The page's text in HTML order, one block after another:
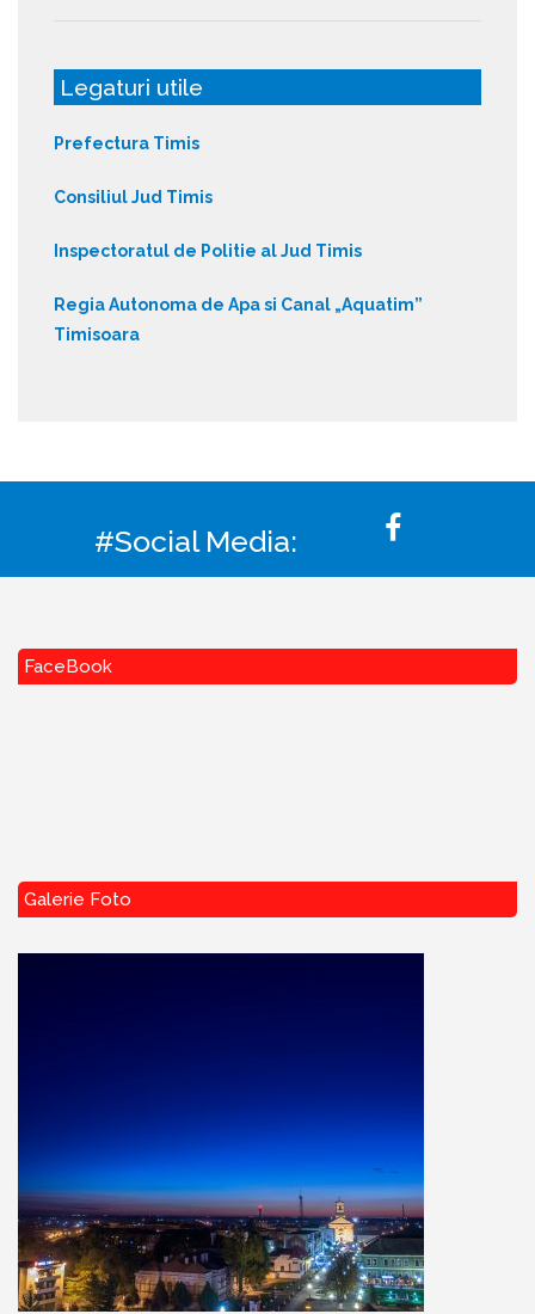
Legaturi utile
Prefectura Timis
Consiliul Jud Timis
Inspectoratul de Politie al Jud Timis
Regia Autonoma de Apa si Canal „Aquatim”
Timisoara
#Social Media:
FaceBook
Galerie Foto